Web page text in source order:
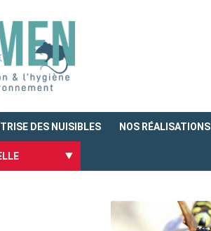
DES NUISIBLES NOS RÉALISATIONS